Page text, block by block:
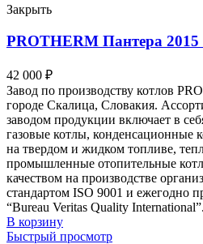
Закрыть
PROTHERM Пантера
42 000 ₽
Завод по производству котлов
городе Скалица, Словакия.
заводом продукции включает в
газовые котлы, конденсационные
на твердом и жидком топливе,
промышленные отопительные
качеством на производстве
стандартом ISO 9001 и ежегодно
“Bureau Veritas Quality International”.
В корзину
Быстрый просмотр